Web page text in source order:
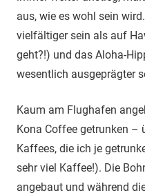
aus, wie es wohl sein
vielfältiger sein als auf
geht?!) und das Aloha-
wesentlich ausgeprägter
Kaum am Flughafen
Kona Coffee getrunken –
Kaffees, die ich je
sehr viel Kaffee!). Die
angebaut und während